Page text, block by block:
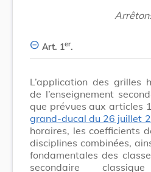
Art. 1er.
L’application des grilles
de l’enseignement
que prévues aux articles 1
grand-ducal du 26 juillet
horaires, les coefficients
disciplines combinées,
fondamentales des
secondaire